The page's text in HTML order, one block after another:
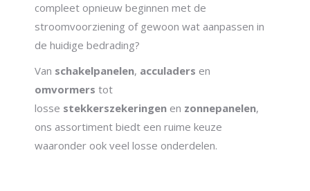
compleet opnieuw beginnen met de
stroomvoorziening of gewoon wat aanpassen in
de huidige bedrading?
Van schakelpanelen, acculaders en
omvormers tot
losse stekkerszekeringen en zonnepanelen,
ons assortiment biedt een ruime keuze
waaronder ook veel losse onderdelen.